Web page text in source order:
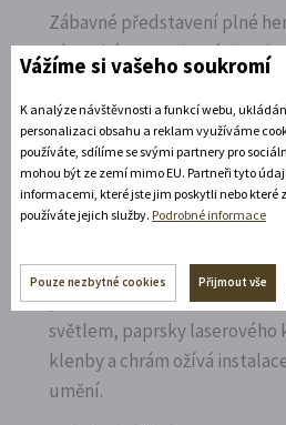
Zábavné představení plné
zámecké open-air scéně v
Rozbalte si další akce
14. 8. 2026
Noční prohlídka
Poznejte vrcholně barokní
působivém večerním hávu.
světlem, paprsky
klenby a chrám ožívá
umění.
Vážíme si vašeho soukromí
K analýze návštěvnosti a funkcí webu,
personalizaci obsahu a reklam využíváme
používáte, sdílíme se svými partnery pro
mohou být ze zemí mimo EU. Partneři tyto
informacemi, které jste jim poskytli nebo které
používáte jejich služby. Podrobné informace
Pouze nezbytné cookies Přijmout vše